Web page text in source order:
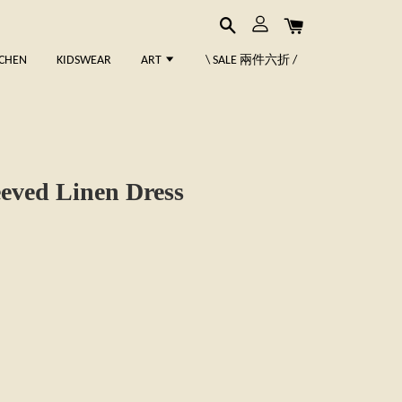
KIDSWEAR ART \ SALE 兩件六折 /
Linen Dress